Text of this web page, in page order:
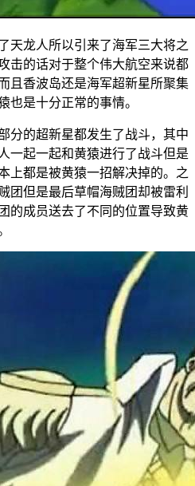
天龙人所以引来了海军三大将之
击的话对于整个伟大航空来说都
且香波岛还是海军超新星所聚集
也是十分正常的事情。
分的超新星都发生了战斗，其中
一起一起和黄猿进行了战斗但是
上都是被黄猿一招解决掉的。之
团但是最后草帽海贼团却被雷利
的成员送去了不同的位置导致黄